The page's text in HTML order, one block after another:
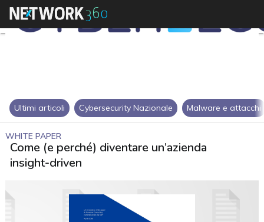
Ultimi articoli Cybersecurity Nazionale Malware e attacchi
WHITE PAPER
Come (e perché) diventare un’azienda
insight-driven